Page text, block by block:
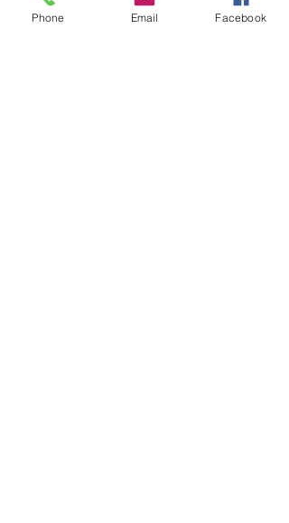
Phone Email Facebook